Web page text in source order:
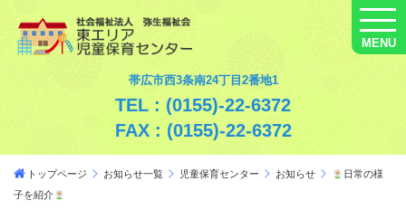
帯広市西3条南24丁目2番地1
TEL : (0155)-22-6372
FAX : (0155)-22-6372
MENU
トップページ お知らせ一覧 児童保育センター お知らせ
日常の様
子を紹介